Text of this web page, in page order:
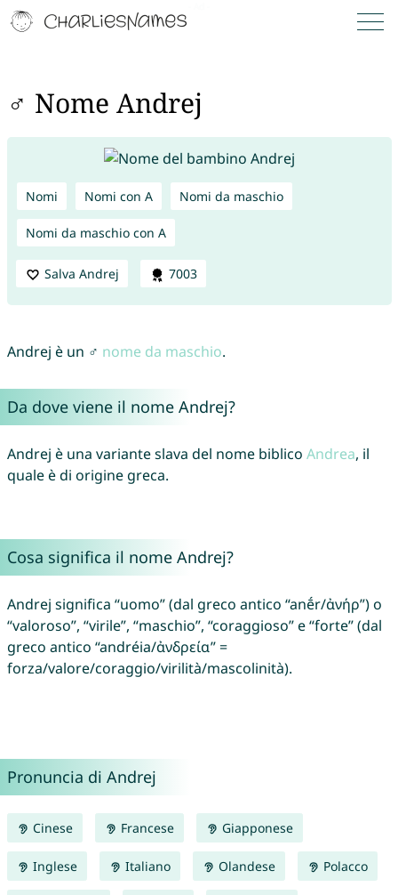
♂ Nome Andrej
Nomi Nomi con A Nomi da maschio
Nomi da maschio con A
Salva Andrej 7003
Andrej è un ♂ nome da maschio.
Da dove viene il nome Andrej?
Andrej è una variante slava del nome biblico Andrea, il
quale è di origine greca.
Cosa significa il nome Andrej?
Andrej significa “uomo” (dal greco antico “anḗr/ἀνήρ”) o
“valoroso”, “virile”, “maschio”, “coraggioso” e “forte” (dal
greco antico “andréia/ἀνδρεία” =
forza/valore/coraggio/virilità/mascolinità).
Pronuncia di Andrej
Cinese Francese Giapponese
Inglese Italiano Olandese Polacco